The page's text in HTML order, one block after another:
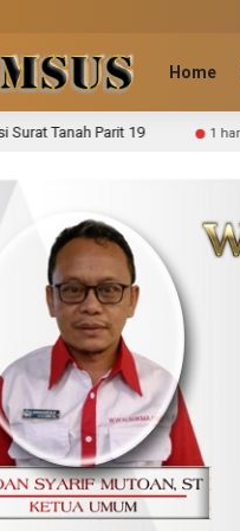
Home
1 hari lalu Semangat Gotong